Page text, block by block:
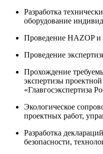
Разработка
оборудование
Проведение HAZOP
Проведение
Прохождение
экспертизы
«Главгосэкспертиза
Экологическое
проектных работ,
Разработка
безопасности,